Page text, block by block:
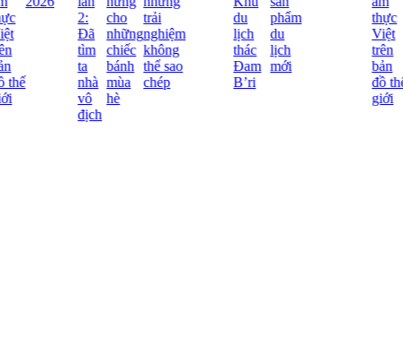
2:
Đã
tìm
ta
nhà
vô
địch
cho
những
chiếc
bánh
mùa
hè
trải
nghiệm
không
thể sao
chép
du
lịch
thác
Đam
B’ri
phẩm
du
lịch
mới
thực
Việt
trên
bản
đồ thế
giới